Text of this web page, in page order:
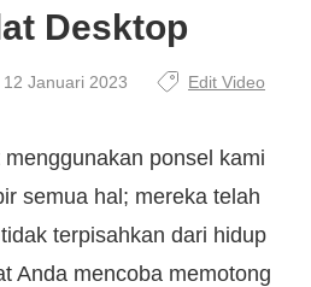
Desktop
12 Januari 2023 Edit Video
ponsel kami
semua hal; mereka telah
terpisahkan dari hidup
Anda mencoba memotong